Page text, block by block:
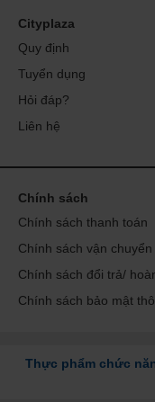
Cityplaza
Quy định
Tuyển dụng
Hỏi đáp?
Liên hệ
Chính sách
Chính sách thanh toán
Chính sách vận chuyển
Chính sách đổi trả/
Chính sách bảo mật
Thực phẩm chức